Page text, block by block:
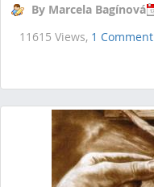
By Marcela Bagínová
11615 Views, 1 Comment